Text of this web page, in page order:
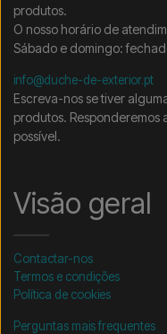
produtos.
O nosso horário de
Sábado e domingo:
info@duche-de-exterior.pt
Escreva-nos se tiver
produtos.
possível.
Visão geral
Contactar-nos
Termos e condições
Política de cookies
Perguntas mais frequentes